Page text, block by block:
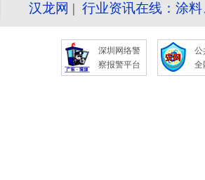
汉龙网 | 行业资讯在线：涂
深圳网络警
察报警平台
公
全